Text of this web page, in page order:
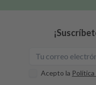
Acepto la